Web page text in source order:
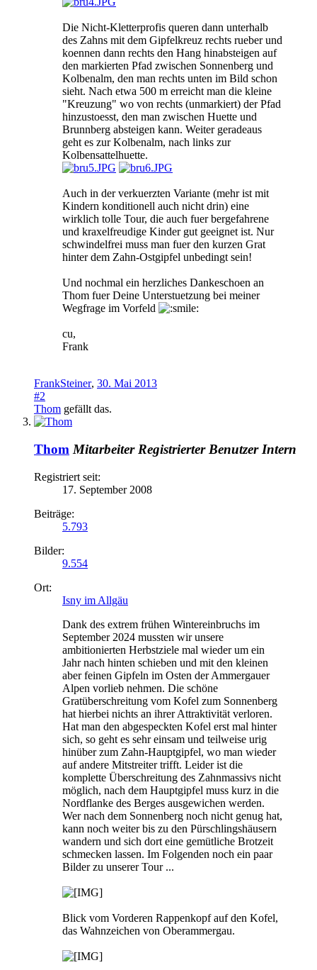
Die Nicht-Kletterprofis queren dann unterhalb
des Zahns mit dem Gipfelkreuz rechts rueber und
koennen dann rechts den Hang hinabsteigen auf
den markierten Pfad zwischen Sonnenberg und
Kolbenalm, den man rechts unten im Bild schon
sieht. Nach etwa 500 m erreicht man die kleine
"Kreuzung" wo von rechts (unmarkiert) der Pfad
hinzustoesst, den man zwischen Huette und
Brunnberg absteigen kann. Weiter geradeaus
geht es zur Kolbenalm, nach links zur
Kolbensattelhuette.
Auch in der verkuerzten Variante (mehr ist mit
Kindern konditionell auch nicht drin) eine
wirklich tolle Tour, die auch fuer bergefahrene
und kraxelfreudige Kinder gut geeignet ist. Nur
schwindelfrei muss man fuer den kurzen Grat
hinter dem Zahn-Ostgipfel unbedingt sein!
Und nochmal ein herzliches Dankeschoen an
Thom fuer Deine Unterstuetzung bei meiner
Wegfrage im Vorfeld
cu,
Frank
FrankSteiner, 30. Mai 2013
#2
Thom gefällt das.
Thom Mitarbeiter Registrierter Benutzer Intern
Registriert seit:
17. September 2008
Beiträge:
5.793
Bilder:
9.554
Ort:
Isny im Allgäu
Dank des extrem frühen Wintereinbruchs im
September 2024 mussten wir unsere
ambitionierten Herbstziele mal wieder um ein
Jahr nach hinten schieben und mit den kleinen
aber feinen Gipfeln im Osten der Ammergauer
Alpen vorlieb nehmen. Die schöne
Gratüberschreitung vom Kofel zum Sonnenberg
hat hierbei nichts an ihrer Attraktivität verloren.
Hat man den abgespeckten Kofel erst mal hinter
sich, so geht es sehr einsam und teilweise urig
hinüber zum Zahn-Hauptgipfel, wo man wieder
auf andere Mitstreiter trifft. Leider ist die
komplette Überschreitung des Zahnmassivs nicht
möglich, nach dem Hauptgipfel muss kurz in die
Nordflanke des Berges ausgewichen werden.
Wer nach dem Sonnenberg noch nicht genug hat,
kann noch weiter bis zu den Pürschlingshäusern
wandern und sich dort eine gemütliche Brotzeit
schmecken lassen. Im Folgenden noch ein paar
Bilder zu unserer Tour ...
Blick vom Vorderen Rappenkopf auf den Kofel,
das Wahnzeichen von Oberammergau.